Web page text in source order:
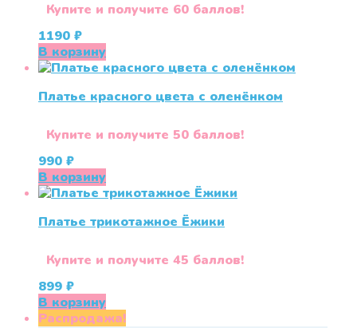
Купите и получите 60 баллов!
1190 ₽
В корзину
Платье красного цвета с оленёнком
Купите и получите 50 баллов!
990 ₽
В корзину
Платье трикотажное Ёжики
Купите и получите 45 баллов!
899 ₽
В корзину
Распродажа!